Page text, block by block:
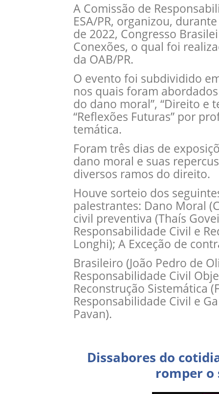
A Comissão de
ESA/PR, organizou,
de 2022, Congresso
Conexões, o qual foi
da OAB/PR.
O evento foi subdividido
nos quais foram
do dano moral”, “Direito e
“Reflexões Futuras” por
temática.
Foram três dias de
dano moral e suas
diversos ramos do direito.
Houve sorteio dos
palestrantes: Dano Moral
civil preventiva (Thaís
Responsabilidade Civil e
Longhi); A Exceção de
Brasileiro (João Pedro de
Responsabilidade Civil
Reconstrução Sistemática
Responsabilidade Civil e
Pavan).
Dissabores do
romper